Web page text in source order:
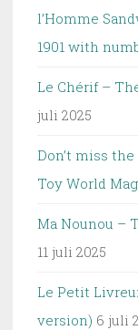
l’Homme
1901 with
Le Chérif –
juli 2025
Don’t miss
Toy World
Ma Nounou –
11 juli 2025
Le Petit
version) 6 juli